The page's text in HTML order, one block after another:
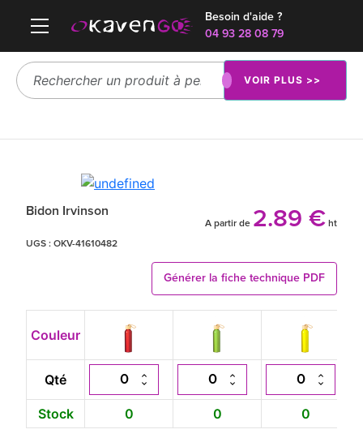
Besoin d'aide ?
04 93 28 08 79
VOIR PLUS >>
Bidon Irvinson
A partir de 2.89 € ht
UGS : OKV-41610482
Générer la fiche technique PDF
Couleur
Qté
Stock 0 0 0